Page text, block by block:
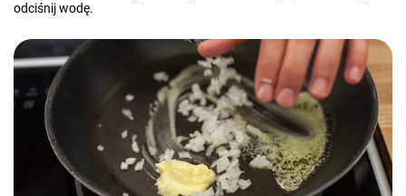
odciśnij wodę.